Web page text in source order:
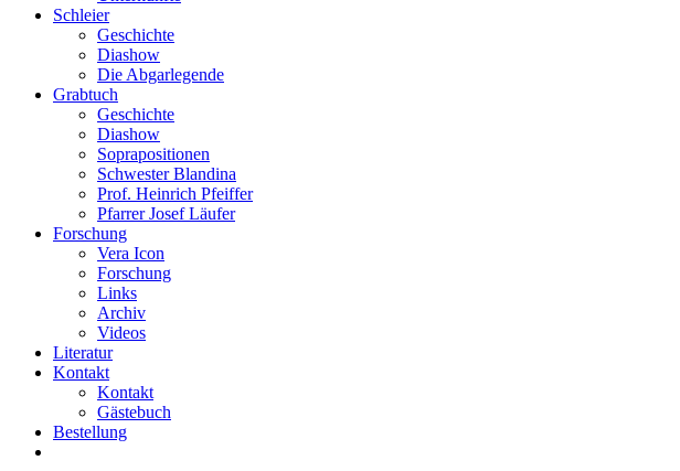
Schleier
Geschichte
Diashow
Die Abgarlegende
Grabtuch
Geschichte
Diashow
Soprapositionen
Schwester Blandina
Prof. Heinrich Pfeiffer
Pfarrer Josef Läufer
Forschung
Vera Icon
Forschung
Links
Archiv
Videos
Literatur
Kontakt
Kontakt
Gästebuch
Bestellung